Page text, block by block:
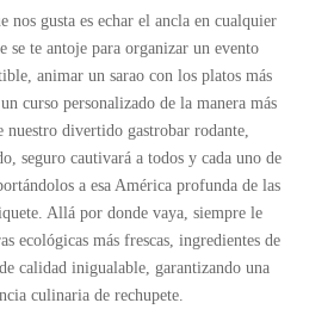
nos gusta es echar el ancla en cualquier
se te antoje para organizar un evento
animar un sarao con los platos más
curso personalizado de la manera más
nuestro divertido gastrobar rodante,
seguro cautivará a todos y cada uno de
a esa América profunda de las
Allá por donde vaya, siempre le
ecológicas más frescas, ingredientes de
calidad inigualable, garantizando una
culinaria de rechupete.